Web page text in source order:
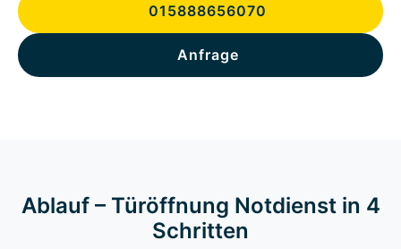
015888656070
Anfrage
Ablauf – Türöffnung Notdienst in 4
Schritten